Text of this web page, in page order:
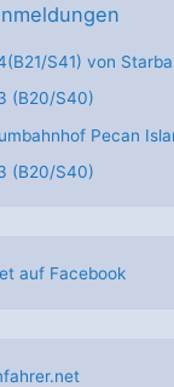
S41) von
(B20/S40)
Pecan
(B20/S40)
auf Facebook